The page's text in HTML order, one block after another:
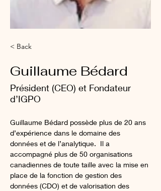
< Back
Guillaume Bédard
Président (CEO) et Fondateur
d’IGPO
Guillaume Bédard possède plus de 20 ans
d’expérience dans le domaine des
données et de l’analytique.  Il a
accompagné plus de 50 organisations
canadiennes de toute taille avec la mise en
place de la fonction de gestion des
données (CDO) et de valorisation des